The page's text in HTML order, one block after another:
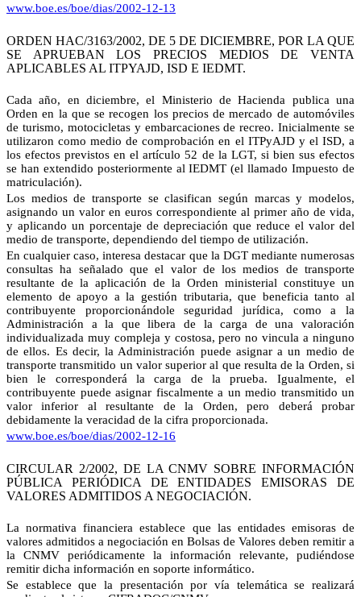
www.boe.es/boe/dias/2002-12-13
ORDEN HAC/3163/2002, DE 5 DE DICIEMBRE, POR LA QUE
SE APRUEBAN LOS PRECIOS MEDIOS DE VENTA
APLICABLES AL ITPYAJD, ISD E IEDMT.
Cada año, en diciembre, el Ministerio de Hacienda publica una
Orden en la que se recogen los precios de mercado de automóviles
de turismo, motocicletas y embarcaciones de recreo. Inicialmente se
utilizaron como medio de comprobación en el ITPyAJD y el ISD, a
los efectos previstos en el artículo 52 de la LGT, si bien sus efectos
se han extendido posteriormente al IEDMT (el llamado Impuesto de
matriculación).
Los medios de transporte se clasifican según marcas y modelos,
asignando un valor en euros correspondiente al primer año de vida,
y aplicando un porcentaje de depreciación que reduce el valor del
medio de transporte, dependiendo del tiempo de utilización.
En cualquier caso, interesa destacar que la DGT mediante numerosas
consultas ha señalado que el valor de los medios de transporte
resultante de la aplicación de la Orden ministerial constituye un
elemento de apoyo a la gestión tributaria, que beneficia tanto al
contribuyente proporcionándole seguridad jurídica, como a la
Administración a la que libera de la carga de una valoración
individualizada muy compleja y costosa, pero no vincula a ninguno
de ellos. Es decir, la Administración puede asignar a un medio de
transporte transmitido un valor superior al que resulta de la Orden, si
bien le corresponderá la carga de la prueba. Igualmente, el
contribuyente puede asignar fiscalmente a un medio transmitido un
valor inferior al resultante de la Orden, pero deberá probar
debidamente la veracidad de la cifra proporcionada.
www.boe.es/boe/dias/2002-12-16
CIRCULAR 2/2002, DE LA CNMV SOBRE INFORMACIÓN
PÚBLICA PERIÓDICA DE ENTIDADES EMISORAS DE
VALORES ADMITIDOS A NEGOCIACIÓN.
La normativa financiera establece que las entidades emisoras de
valores admitidos a negociación en Bolsas de Valores deben remitir a
la CNMV periódicamente la información relevante, pudiéndose
remitir dicha información en soporte informático.
Se establece que la presentación por vía telemática se realizará